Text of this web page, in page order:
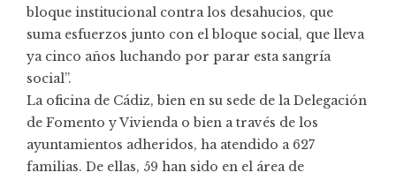
bloque institucional contra los desahucios, que
suma esfuerzos junto con el bloque social, que lleva
ya cinco años luchando por parar esta sangría
social”.
La oficina de Cádiz, bien en su sede de la Delegación
de Fomento y Vivienda o bien a través de los
ayuntamientos adheridos, ha atendido a 627
familias. De ellas, 59 han sido en el área de